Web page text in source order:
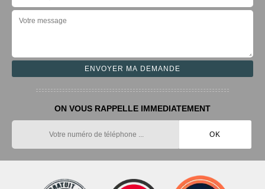
ON VOUS RAPPELLE IMMEDIATEMENT